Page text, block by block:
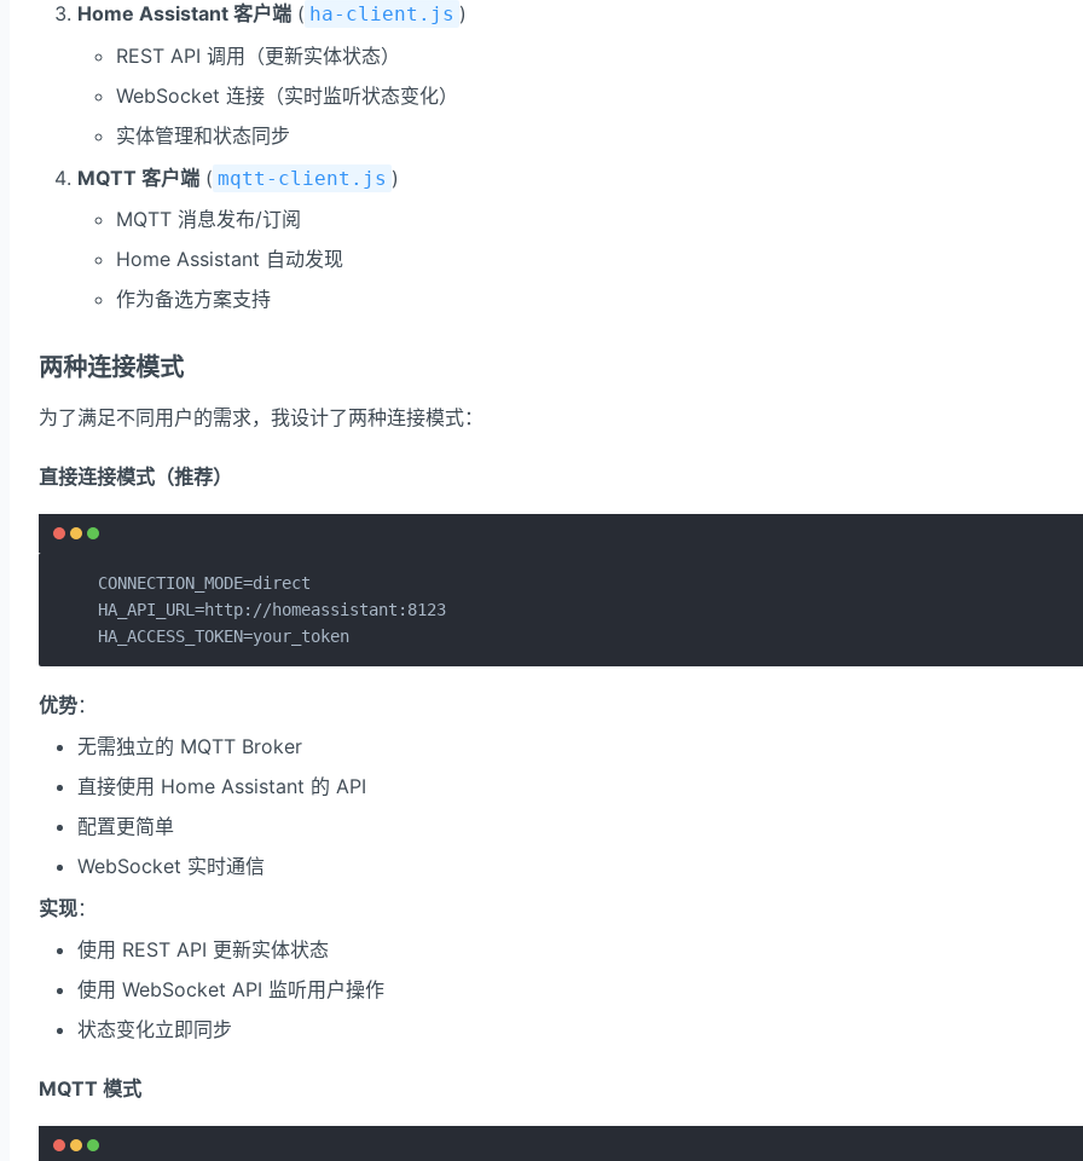
Home Assistant 客户端 ( ha-client.js )
REST API 调用（更新实体状态）
WebSocket 连接（实时监听状态变化）
实体管理和状态同步
MQTT 客户端 ( mqtt-client.js )
MQTT 消息发布/订阅
Home Assistant 自动发现
作为备选方案支持
两种连接模式
为了满足不同用户的需求，我设计了两种连接模式：
直接连接模式（推荐）
CONNECTION_MODE=direct
HA_API_URL=http://homeassistant:8123
HA_ACCESS_TOKEN=your_token
优势：
无需独立的 MQTT Broker
直接使用 Home Assistant 的 API
配置更简单
WebSocket 实时通信
实现：
使用 REST API 更新实体状态
使用 WebSocket API 监听用户操作
状态变化立即同步
MQTT 模式